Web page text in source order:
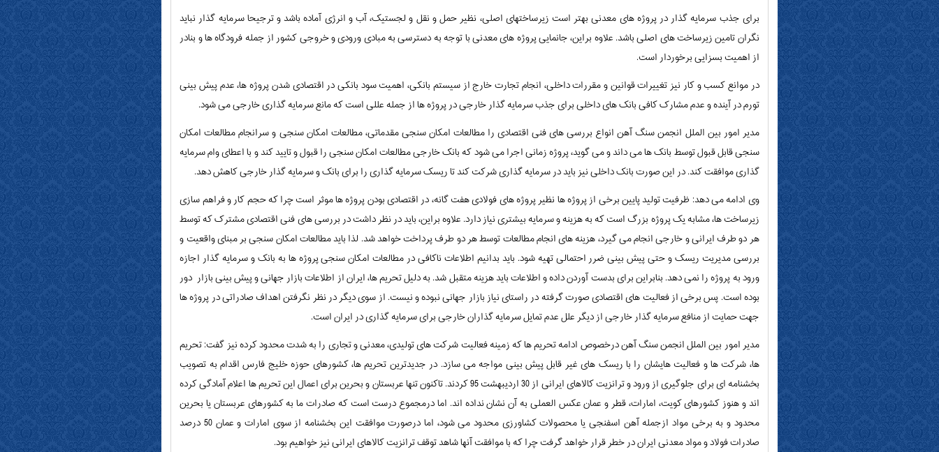
برای جذب سرمایه گذار در پروژه های معدنی بهتر است زیرساختهای اصلی، نظیر حمل و نقل و لجستیک، آب و انرژی آماده باشد و ترجیحا سرمایه گذار نباید
نگران تامین زیرساخت های اصلی باشد. علاوه براین، جانمایی پروژه های معدنی با توجه به دسترسی به مبادی ورودی و خروجی کشور از جمله فرودگاه ها و بنادر
از اهمیت بسزایی برخوردار است.
در موانع کسب و کار نیز تغییرات قوانین و مقررات داخلی، انجام تجارت خارج از سیستم بانکی، اهمیت سود بانکی در اقتصادی شدن پروژه ها، عدم پیش بینی
تورم در آینده و عدم مشارک کافی بانک های داخلی برای جذب سرمایه گذار خارجی در پروژه ها از جمله عللی است که مانع سرمایه گذاری خارجی می شود.
مدیر امور بین الملل انجمن سنگ آهن انواع بررسی های فنی اقتصادی را مطالعات امکان سنجی مقدماتی، مطالعات امکان سنجی و سرانجام مطالعات امکان
سنجی قابل قبول توسط بانک ها می داند و می گوید، پروژه زمانی اجرا می شود که بانک خارجی مطالعات امکان سنجی را قبول و تایید کند و با اعطای وام سرمایه
گذاری موافقت کند. در این صورت بانک داخلی نیز باید در سرمایه گذاری شرکت کند تا ریسک سرمایه گذاری را برای بانک و سرمایه گذار خارجی کاهش دهد.
وی ادامه می دهد: ظرفیت تولید پایین برخی از پروژه ها نظیر پروژه های فولادی هفت گانه، در اقتصادی بودن پروژه ها موثر است چرا که حجم کار و فراهم سازی
زیرساخت ها، مشابه یک پروژه بزرگ است که به هزینه و سرمایه بیشتری نیاز دارد. علاوه براین، باید در نظر داشت در بررسی های فنی اقتصادی مشترک که توسط
هر دو طرف ایرانی و خارجی انجام می گیرد، هزینه های انجام مطالعات توسط هر دو طرف پرداخت خواهد شد. لذا باید مطالعات امکان سنجی بر مبنای واقعیت و
بررسی مدیریت ریسک و حتی پیش بینی ضرر احتمالی تهیه شود. باید بدانیم اطلاعات ناکافی در مطالعات امکان سنجی پروژه ها به بانک و سرمایه گذار اجازه
ورود به پروژه را نمی دهد. بنابراین برای بدست آوردن داده و اطلاعات باید هزینه متقبل شد. به دلیل تحریم ها، ایران از اطلاعات بازار جهانی و پیش بینی بازار دور
بوده است. پس برخی از فعالیت های اقتصادی صورت گرفته در راستای نیاز بازار جهانی نبوده و نیست. از سوی دیگر در نظر نگرفتن اهداف صادراتی در پروژه ها
جهت حمایت از منافع سرمایه گذار خارجی از دیگر علل عدم تمایل سرمایه گذاران خارجی برای سرمایه گذاری در ایران است.
مدیر امور بین الملل انجمن سنگ آهن درخصوص ادامه تحریم ها که زمینه فعالیت شرکت های تولیدی، معدنی و تجاری را به شدت محدود کرده نیز گفت: تحریم
ها، شرکت ها و فعالیت هایشان را با ریسک های غیر قابل پیش بینی مواجه می سازد. در جدیدترین تحریم ها، کشورهای حوزه خلیج فارس اقدام به تصویب
بخشنامه ای برای جلوگیری از ورود و ترانزیت کالاهای ایرانی از 30 اردیبهشت 95 کردند. تاکنون تنها عربستان و بحرین برای اعمال این تحریم ها اعلام آمادگی کرده
اند و هنوز کشورهای کویت، امارات، قطر و عمان عکس العملی به آن نشان نداده اند. اما درمجموع درست است که صادرات ما به کشورهای عربستان یا بحرین
محدود و به برخی مواد ازجمله آهن اسفنجی یا محصولات کشاورزی محدود می شود، اما درصورت موافقت این بخشنامه از سوی امارات و عمان 50 درصد
صادرات فولاد و مواد معدنی ایران در خطر قرار خواهد گرفت چرا که با موافقت آنها شاهد توقف ترانزیت کالاهای ایرانی نیز خواهیم بود.